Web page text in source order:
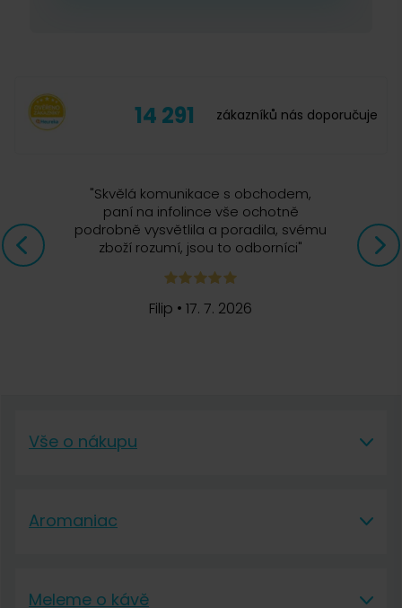
14 291 zákazníků nás doporučuje
"Skvělá komunikace s obchodem,
paní na infolince vše ochotně
podrobně vysvětlila a poradila, svému
zboží rozumí, jsou to odborníci"
Filip •17. 7. 2026
Vše o nákupu
Aromaniac
Meleme o kávě